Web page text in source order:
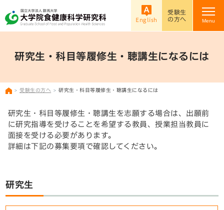
Menu
受験生
の方へ
English
研究生・科目等履修生・聴講生になるには
受験生の方へ 研究生・科目等履修生・聴講生になるには
研究生・科目等履修生・聴講生を志願する場合は、出願前
に研究指導を受けることを希望する教員、授業担当教員に
面接を受ける必要があります。
詳細は下記の募集要項で確認してください。
研究生